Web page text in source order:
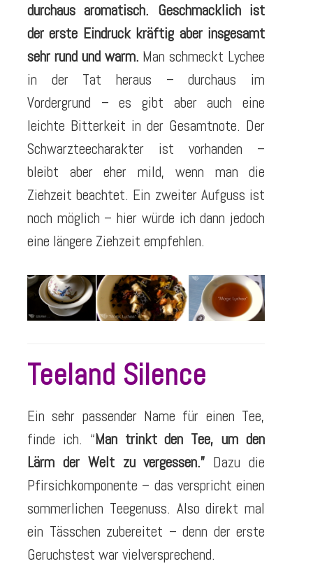
durchaus aromatisch. Geschmacklich ist
der erste Eindruck kräftig aber insgesamt
sehr rund und warm. Man schmeckt Lychee
in der Tat heraus – durchaus im
Vordergrund – es gibt aber auch eine
leichte Bitterkeit in der Gesamtnote. Der
Schwarzteecharakter ist vorhanden –
bleibt aber eher mild, wenn man die
Ziehzeit beachtet. Ein zweiter Aufguss ist
noch möglich – hier würde ich dann jedoch
eine längere Ziehzeit empfehlen.
Teeland Silence
Ein sehr passender Name für einen Tee,
finde ich. “Man trinkt den Tee, um den
Lärm der Welt zu vergessen.” Dazu die
Pfirsichkomponente – das verspricht einen
sommerlichen Teegenuss. Also direkt mal
ein Tässchen zubereitet – denn der erste
Geruchstest war vielversprechend.